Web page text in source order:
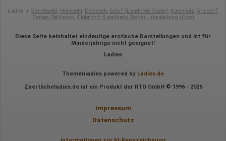
Ladies in Sandbostel Hollnseth Deinstedt Estorf (Landkreis Stade) Kutenholz Armstorf
Farven Selsingen Oldendorf (Landkreis Stade) Kranenburg (Oste)
Diese Seite beinhaltet eindeutige erotische Darstellungen und ist für
Minderjährige nicht geeignet!
Ladies
Themenladies powered by Ladies.de
Zaertlicheladies.de ist ein Produkt der RTO GmbH © 1996 - 2026
Impressum
Datenschutz